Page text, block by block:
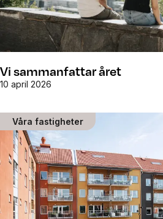
Vi sammanfattar året
10 april 2026
Våra fastigheter